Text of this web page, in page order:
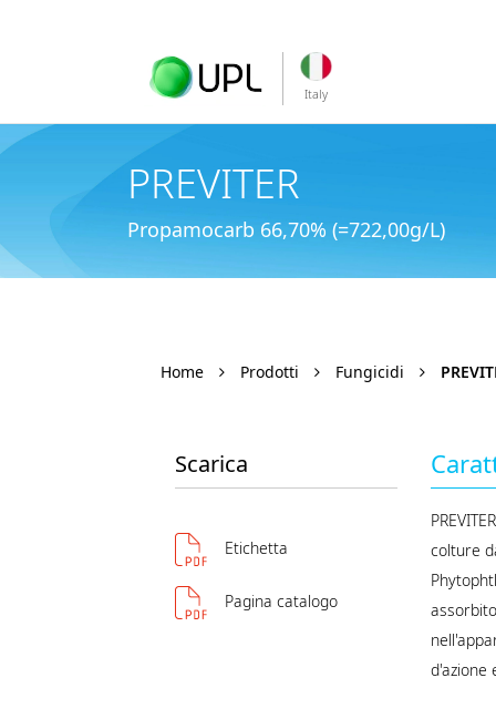
Italy
PREVITER
Propamocarb 66,70% (=722,00g/L)
Home Prodotti Fungicidi
Scarica
Etichetta
Pagina catalogo
colture
d'azione